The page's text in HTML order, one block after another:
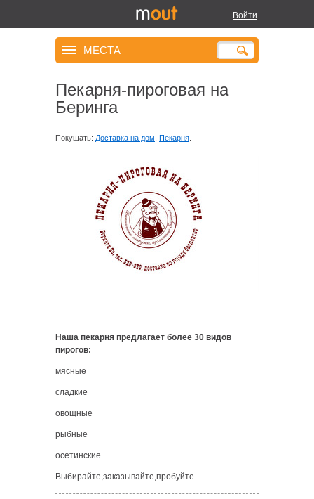
Войти
МЕСТА
Пекарня-пироговая на
Беринга
Покушать: Доставка на дом Пекарня
Наша пекарня предлагает более 30 видов
пирогов:
мясные
сладкие
овощные
рыбные
осетинские
Выбирайте,заказывайте,пробуйте.